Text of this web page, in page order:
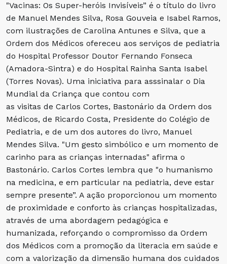
"Vacinas: Os Super-heróis Invisíveis” é o título do livro
de Manuel Mendes Silva, Rosa Gouveia e Isabel Ramos,
com ilustrações de Carolina Antunes e Silva, que a
Ordem dos Médicos ofereceu aos serviços de pediatria
do Hospital Professor Doutor Fernando Fonseca
(Amadora-Sintra) e do Hospital Rainha Santa Isabel
(Torres Novas). Uma iniciativa para asssinalar o Dia
Mundial da Criança que contou com
as visitas de Carlos Cortes, Bastonário da Ordem dos
Médicos, de Ricardo Costa, Presidente do Colégio de
Pediatria, e de um dos autores do livro, Manuel
Mendes Silva. "Um gesto simbólico e um momento de
carinho para as crianças internadas" afirma o
Bastonário. Carlos Cortes lembra que "o humanismo
na medicina, e em particular na pediatria, deve estar
sempre presente”. A ação proporcionou um momento
de proximidade e conforto às crianças hospitalizadas,
através de uma abordagem pedagógica e
humanizada, reforçando o compromisso da Ordem
dos Médicos com a promoção da literacia em saúde e
com a valorização da dimensão humana dos cuidados